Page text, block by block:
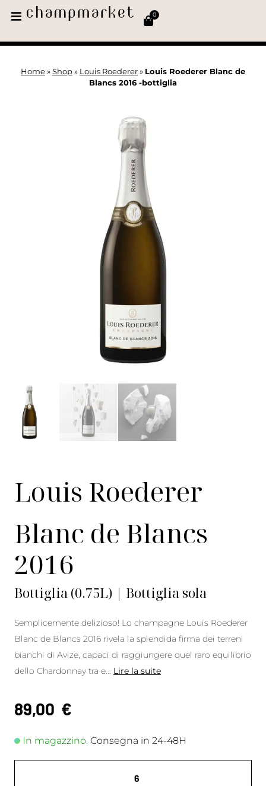
0
Home » Shop » Louis Roederer » Louis Roederer Blanc de
Blancs 2016 -bottiglia
Louis Roederer
Blanc de Blancs
2016
Bottiglia (0.75L) | Bottiglia sola
Semplicemente delizioso! Lo champagne Louis Roederer
Blanc de Blancs 2016 rivela la splendida firma dei terreni
bianchi di Avize, capaci di raggiungere quel raro equilibrio
dello Chardonnay tra e
Lire la suite
89,00 €
In magazzino. Consegna in 24-48H